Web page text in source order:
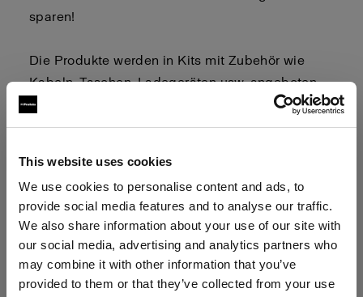
This website uses cookies
We use cookies to personalise content and ads, to
provide social media features and to analyse our traffic.
We also share information about your use of our site with
our social media, advertising and analytics partners who
may combine it with other information that you’ve
provided to them or that they’ve collected from your use
sparen!
Die Produkte werden in Kits mit Zubehör wie
Kabeln, Taschen, Ladegeräten usw. angeboten.
Schauen Sie sich die Produktseiten an, um zu
sehen, was in dem Kit enthalten ist.
Der Verkauf von Vorführgeräten ist
endgültig. Rückgaben sind nicht
möglich.
Wenn Sie sich zum Kauf entschieden haben,
klicken Sie für das jeweilige Produkt auf die